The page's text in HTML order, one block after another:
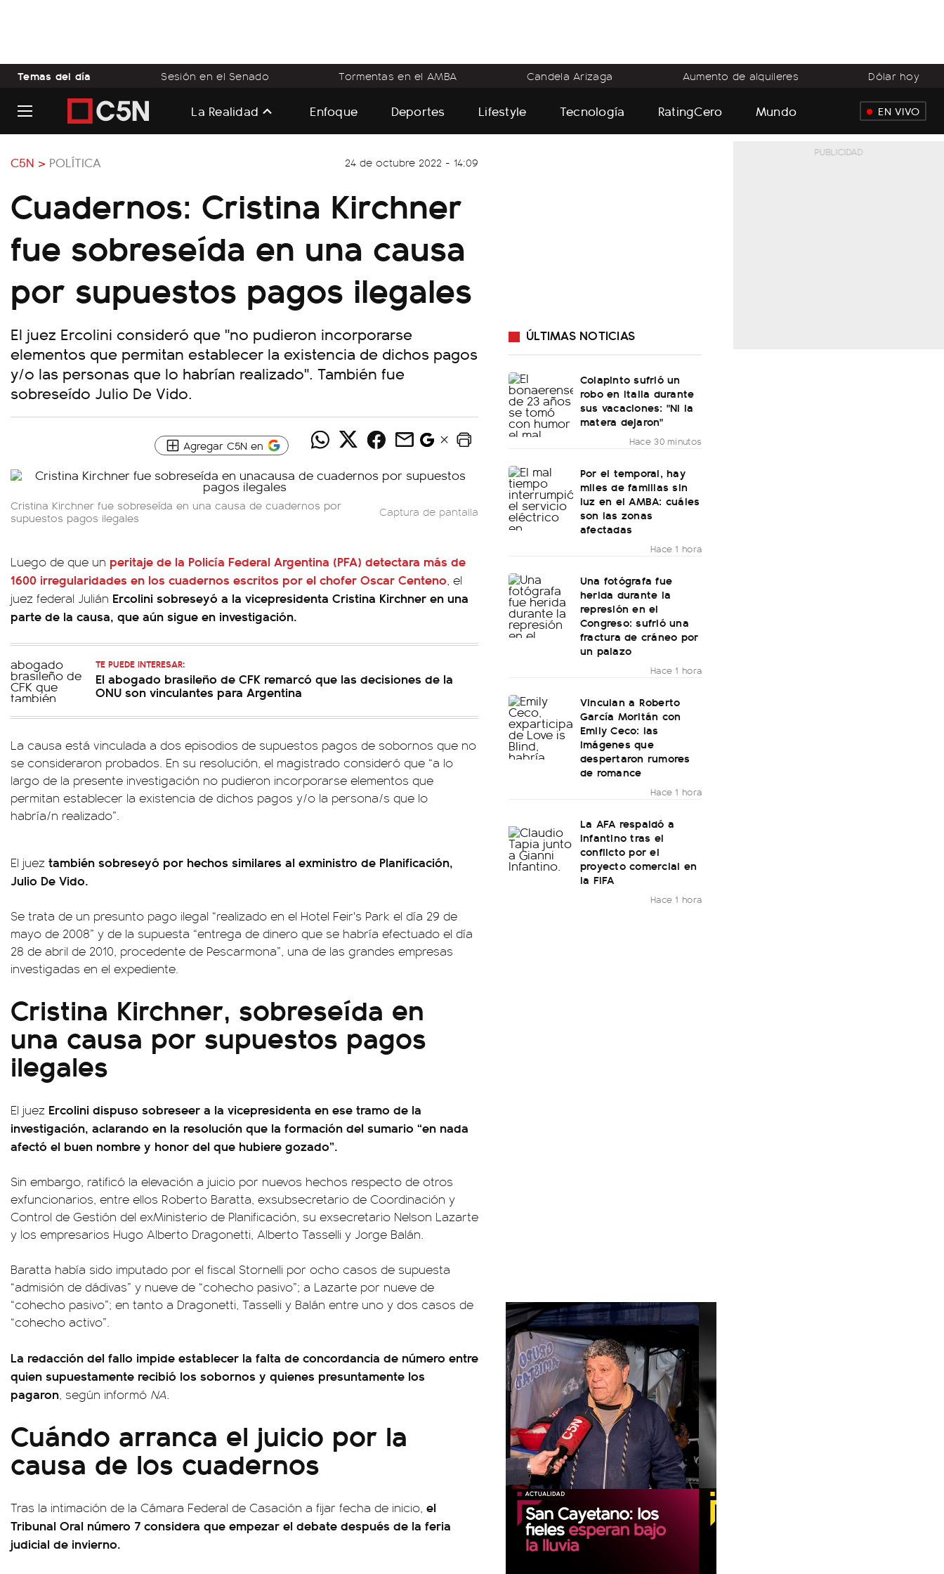
Temas del día Sesión en el Senado Tormentas en el AMBA Candela Arizaga Aumento de alquileres Dólar hoy
La Realidad Enfoque Deportes Lifestyle Tecnología RatingCero Mundo EN VIVO
C5N > POLÍTICA 24 de octubre 2022 - 14:09
Cuadernos: Cristina Kirchner
fue sobreseída en una causa
por supuestos pagos ilegales
El juez Ercolini consideró que "no pudieron incorporarse
elementos que permitan establecer la existencia de dichos pagos
y/o las personas que lo habrían realizado". También fue
sobreseído Julio De Vido.
Agregar C5N en
Cristina Kirchner fue sobreseída en una causa de cuadernos por
supuestos pagos ilegales
Captura de pantalla
Luego de que un peritaje de la Policía Federal Argentina (PFA) detectara más de
1600 irregularidades en los cuadernos escritos por el chofer Oscar Centeno, el
juez federal Julián Ercolini sobreseyó a la vicepresidenta Cristina Kirchner en una
parte de la causa, que aún sigue en investigación.
TE PUEDE INTERESAR:
El abogado brasileño de CFK remarcó que las decisiones de la
ONU son vinculantes para Argentina
La causa está vinculada a dos episodios de supuestos pagos de sobornos que no
se consideraron probados. En su resolución, el magistrado consideró que “a lo
largo de la presente investigación no pudieron incorporarse elementos que
permitan establecer la existencia de dichos pagos y/o la persona/s que lo
habría/n realizado”.
El juez también sobreseyó por hechos similares al exministro de Planificación,
Julio De Vido.
Se trata de un presunto pago ilegal “realizado en el Hotel Feir's Park el día 29 de
mayo de 2008” y de la supuesta “entrega de dinero que se habría efectuado el día
28 de abril de 2010, procedente de Pescarmona”, una de las grandes empresas
investigadas en el expediente.
Cristina Kirchner, sobreseída en
una causa por supuestos pagos
ilegales
El juez Ercolini dispuso sobreseer a la vicepresidenta en ese tramo de la
investigación, aclarando en la resolución que la formación del sumario “en nada
afectó el buen nombre y honor del que hubiere gozado”.
Sin embargo, ratificó la elevación a juicio por nuevos hechos respecto de otros
exfuncionarios, entre ellos Roberto Baratta, exsubsecretario de Coordinación y
Control de Gestión del exMinisterio de Planificación, su exsecretario Nelson Lazarte
y los empresarios Hugo Alberto Dragonetti, Alberto Tasselli y Jorge Balán.
Baratta había sido imputado por el fiscal Stornelli por ocho casos de supuesta
“admisión de dádivas” y nueve de “cohecho pasivo”; a Lazarte por nueve de
“cohecho pasivo”; en tanto a Dragonetti, Tasselli y Balán entre uno y dos casos de
“cohecho activo”.
La redacción del fallo impide establecer la falta de concordancia de número entre
quien supuestamente recibió los sobornos y quienes presuntamente los
pagaron, según informó NA.
Cuándo arranca el juicio por la
causa de los cuadernos
Tras la intimación de la Cámara Federal de Casación a fijar fecha de inicio, el
Tribunal Oral número 7 considera que empezar el debate después de la feria
judicial de invierno.
ÚLTIMAS NOTICIAS
Colapinto sufrió un
robo en Italia durante
sus vacaciones: "Ni la
matera dejaron"
Hace 30 minutos
Por el temporal, hay
miles de familias sin
luz en el AMBA: cuáles
son las zonas
afectadas
Hace 1 hora
Una fotógrafa fue
herida durante la
represión en el
Congreso: sufrió una
fractura de cráneo por
un palazo
Hace 1 hora
Vinculan a Roberto
García Moritán con
Emily Ceco: las
imágenes que
despertaron rumores
de romance
Hace 1 hora
La AFA respaldó a
Infantino tras el
conflicto por el
proyecto comercial en
la FIFA
Hace 1 hora